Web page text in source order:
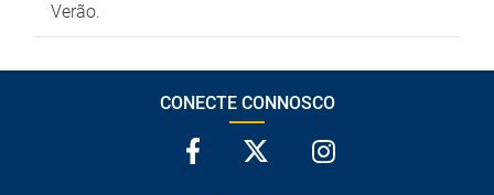
Verão.
CONECTE CONNOSCO